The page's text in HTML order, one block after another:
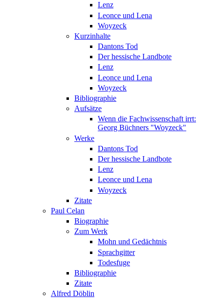
Lenz
Leonce und Lena
Woyzeck
Kurzinhalte
Dantons Tod
Der hessische Landbote
Lenz
Leonce und Lena
Woyzeck
Bibliographie
Aufsätze
Wenn die Fachwissenschaft irrt:
Georg Büchners "Woyzeck"
Werke
Dantons Tod
Der hessische Landbote
Lenz
Leonce und Lena
Woyzeck
Zitate
Paul Celan
Biographie
Zum Werk
Mohn und Gedächtnis
Sprachgitter
Todesfuge
Bibliographie
Zitate
Alfred Döblin